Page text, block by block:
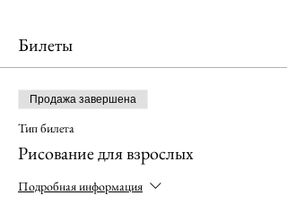
Билеты
Продажа завершена
Тип билета
Рисование для взрослых
Подробная информация